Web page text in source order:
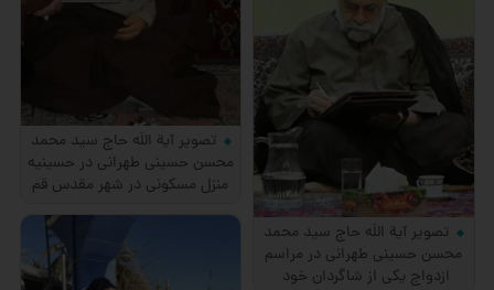
تصویر آیة اللَه حاج سید محمد
محسن حسینی طهرانی در حسینیه
منزل مسکونی در شهر مقدس قم
تصویر آیة اللَه حاج سید محمد
محسن حسینی طهرانی در مراسم
ازدواج یکی از شاگردان خود